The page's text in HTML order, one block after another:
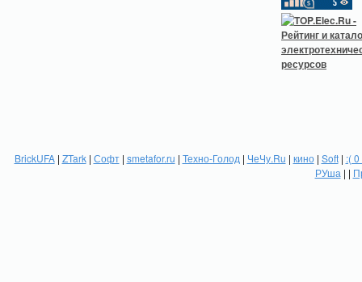
BrickUFA| ZTark| Софт| smetafor.ru | Техно-Голод | ЧеЧу.Ru | кино| Soft| :(
РУша | |